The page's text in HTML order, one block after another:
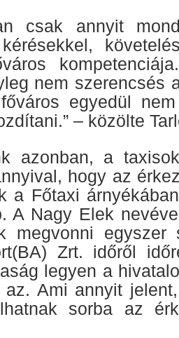
csak annyit
nem szerencsés
egyedül
– közölte
azonban, a
hogy az
a Főtaxi
A Nagy Elek
megvonni egyszer
Zrt. időről
legyen a
Ami annyit
sorba az